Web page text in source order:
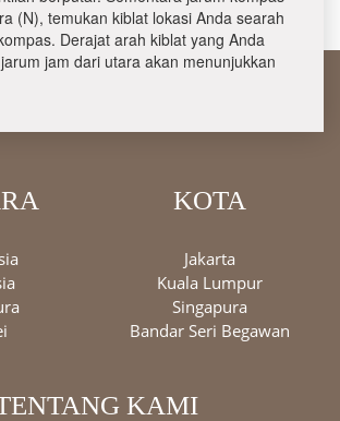
(N), temukan kiblat lokasi Anda searah
Derajat arah kiblat yang Anda
jam dari utara akan menunjukkan
KOTA
Jakarta
Kuala Lumpur
Singapura
Bandar Seri Begawan
KAMI